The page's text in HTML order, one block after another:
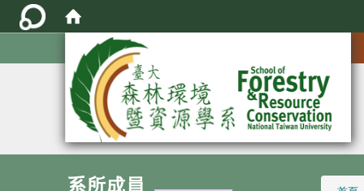
系所成員